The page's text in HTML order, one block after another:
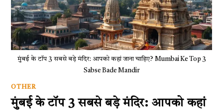
मुंबई के टॉप 3 सबसे बड़े मंदिर: आपको कहां जाना चाहिए? Mumbai Ke Top 3
Sabse Bade Mandir
OTHER
मुंबई के टॉप 3 सबसे बड़े मंदिर: आपको कहां